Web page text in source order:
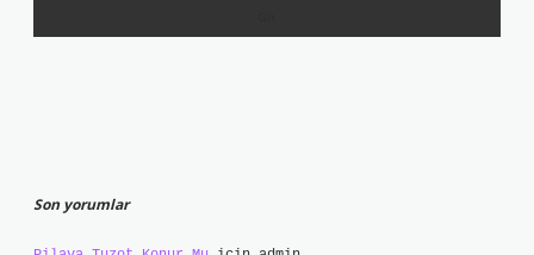
Son yorumlar